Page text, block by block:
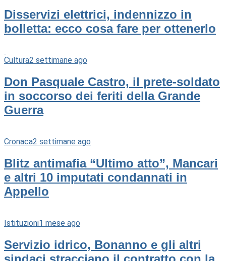
Disservizi elettrici, indennizzo in
bolletta: ecco cosa fare per ottenerlo
Cultura2 settimane ago
Don Pasquale Castro, il prete-soldato
in soccorso dei feriti della Grande
Guerra
Cronaca2 settimane ago
Blitz antimafia “Ultimo atto”, Mancari
e altri 10 imputati condannati in
Appello
Istituzioni1 mese ago
Servizio idrico, Bonanno e gli altri